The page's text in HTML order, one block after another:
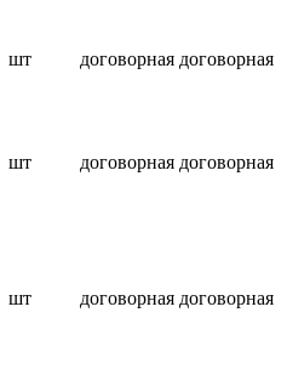
шт договорная договорная
шт договорная договорная
шт договорная договорная